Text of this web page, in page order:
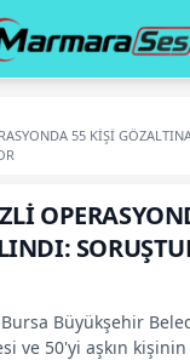
55 KİŞİ
Büyükşehir
ve 50'yi aşkın kişinin